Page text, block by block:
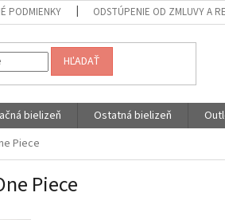
PODMIENKY ODSTÚPENIE OD ZMLUVY A
HĽADAŤ
bielizeň Ostatná bielizeň
Piece
Piece